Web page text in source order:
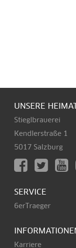
UNSERE
Stieglbrauerei
Kendlerstraße 1
5017 Salzburg
SERVICE
6erTraeger
Karriere